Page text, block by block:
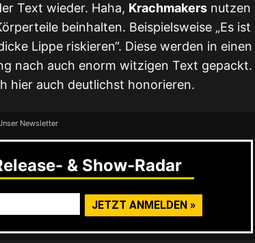
Text wieder. Haha, Krachmakers nutzen
beinhalten. Beispielsweise „Es ist
Lippe riskieren“. Diese werden in einen
nach auch enorm witzigen Text gepackt.
hier auch deutlichst honorieren.
Newsletter
& Show-Radar